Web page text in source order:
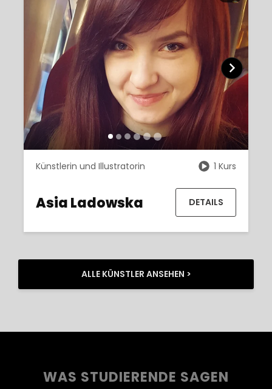
Künstlerin und Illustratorin 1 Kurs
Asia Ladowska DETAILS
ALLE KÜNSTLER ANSEHEN >
WAS STUDIERENDE SAGEN